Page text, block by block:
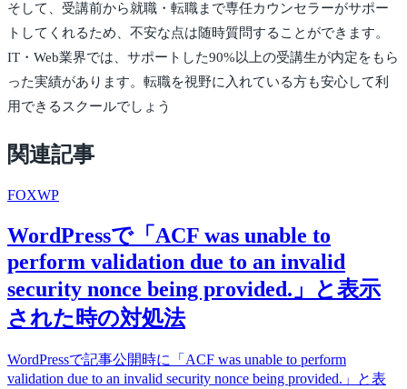
そして、受講前から就職・転職まで専任カウンセラーがサポー
トしてくれるため、不安な点は随時質問することができます。
IT・Web業界では、サポートした90%以上の受講生が内定をもら
った実績があります。転職を視野に入れている方も安心して利
用できるスクールでしょう
関連記事
FOXWP
WordPressで「ACF was unable to
perform validation due to an invalid
security nonce being provided.」と表示
された時の対処法
WordPressで記事公開時に「ACF was unable to perform
validation due to an invalid security nonce being provided.」と表